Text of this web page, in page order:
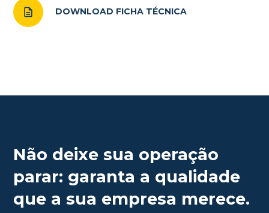
DOWNLOAD FICHA TÉCNICA
Não deixe sua operação
parar: garanta a qualidade
que a sua empresa merece.